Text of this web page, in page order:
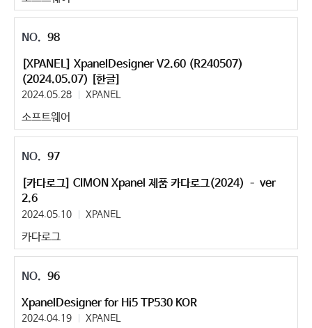
98
[XPANEL] XpanelDesigner V2.60 (R240507)
(2024.05.07) [한글]
2024.05.28 XPANEL
소프트웨어
97
[카다로그] CIMON Xpanel 제품 카다로그(2024) – ver
2.6
2024.05.10 XPANEL
카다로그
96
XpanelDesigner for Hi5 TP530 KOR
2024.04.19 XPANEL